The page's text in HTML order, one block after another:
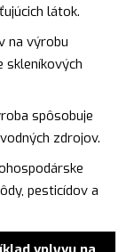
látok.
na výrobu
skleníkových
spôsobuje
zdrojov.
pesticídov a